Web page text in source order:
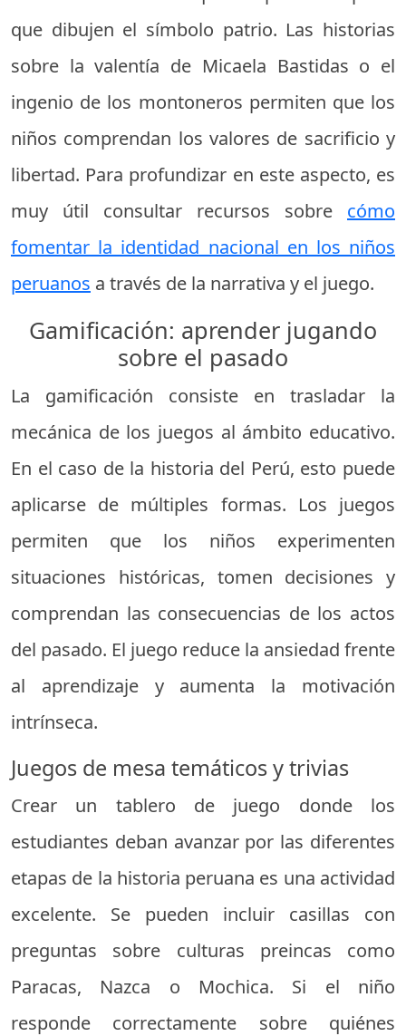
que dibujen el símbolo patrio. Las historias
sobre la valentía de Micaela Bastidas o el
ingenio de los montoneros permiten que los
niños comprendan los valores de sacrificio y
libertad. Para profundizar en este aspecto, es
muy útil consultar recursos sobre cómo
fomentar la identidad nacional en los niños
peruanos a través de la narrativa y el juego.
Gamificación: aprender jugando
sobre el pasado
La gamificación consiste en trasladar la
mecánica de los juegos al ámbito educativo.
En el caso de la historia del Perú, esto puede
aplicarse de múltiples formas. Los juegos
permiten que los niños experimenten
situaciones históricas, tomen decisiones y
comprendan las consecuencias de los actos
del pasado. El juego reduce la ansiedad frente
al aprendizaje y aumenta la motivación
intrínseca.
Juegos de mesa temáticos y trivias
Crear un tablero de juego donde los
estudiantes deban avanzar por las diferentes
etapas de la historia peruana es una actividad
excelente. Se pueden incluir casillas con
preguntas sobre culturas preincas como
Paracas, Nazca o Mochica. Si el niño
responde correctamente sobre quiénes